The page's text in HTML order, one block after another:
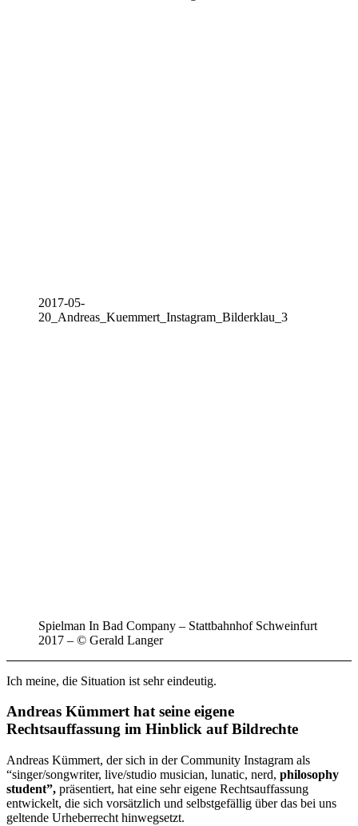
2017-05-
20_Andreas_Kuemmert_Instagram_Bilderklau_3
Spielman In Bad Company – Stattbahnhof Schweinfurt
2017 – © Gerald Langer
Ich meine, die Situation ist sehr eindeutig.
Andreas Kümmert hat seine eigene
Rechtsauffassung im Hinblick auf Bildrechte
Andreas Kümmert, der sich in der Community Instagram als
“singer/songwriter, live/studio musician, lunatic, nerd, philosophy
student”, präsentiert, hat eine sehr eigene Rechtsauffassung
entwickelt, die sich vorsätzlich und selbstgefällig über das bei uns
geltende Urheberrecht hinwegsetzt.